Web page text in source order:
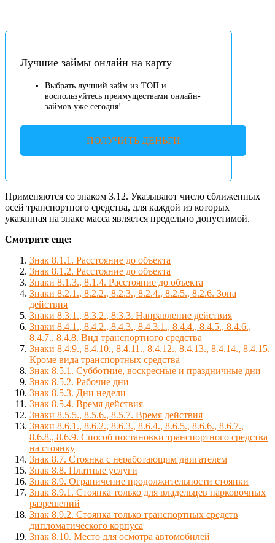
Лучшие займы онлайн на карту
Выбрать лучший займ из ТОП и
воспользуйтесь преимуществами онлайн-
займов уже сегодня!
ПОЛУЧИТЬ ДЕНЬГИ
Применяются со знаком 3.12. Указывают число сближенных
осей транспортного средства, для каждой из которых
указанная на знаке масса является предельно допустимой.
Смотрите еще:
Знак 8.1.1. Расстояние до объекта
Знак 8.1.2. Расстояние до объекта
Знаки 8.1.3., 8.1.4. Расстояние до объекта
Знаки 8.2.1., 8.2.2., 8.2.3., 8.2.4., 8.2.5., 8.2.6. Зона
действия
Знаки 8.3.1., 8.3.2., 8.3.3. Направление действия
Знаки 8.4.1., 8.4.2., 8.4.3., 8.4.3.1., 8.4.4., 8.4.5., 8.4.6.,
8.4.7., 8.4.8. Вид транспортного средства
Знаки 8.4.9., 8.4.10., 8.4.11., 8.4.12., 8.4.13., 8.4.14., 8.4.15.
Кроме вида транспортных средства
Знак 8.5.1. Субботние, воскресные и праздничные дни
Знак 8.5.2. Рабочие дни
Знак 8.5.3. Дни недели
Знак 8.5.4. Время действия
Знаки 8.5.5., 8.5.6., 8.5.7. Время действия
Знаки 8.6.1., 8.6.2., 8.6.3., 8.6.4., 8.6.5., 8.6.6., 8.6.7.,
8.6.8., 8.6.9. Способ постановки транспортного средства
на стоянку
Знак 8.7. Стоянка с неработающим двигателем
Знак 8.8. Платные услуги
Знак 8.9. Ограничение продолжительности стоянки
Знак 8.9.1. Стоянка только для владельцев парковочных
разрешений
Знак 8.9.2. Стоянка только транспортных средств
дипломатического корпуса
Знак 8.10. Место для осмотра автомобилей